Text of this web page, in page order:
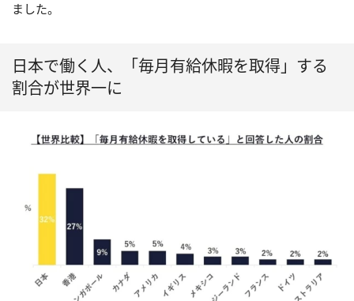
ました。
日本で働く人、「毎月有給休暇を取得」する
割合が世界一に